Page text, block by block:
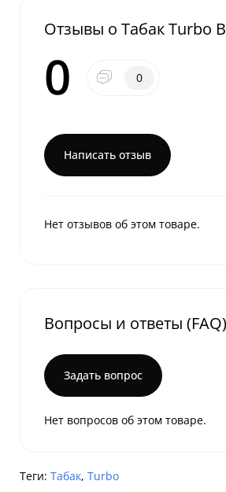
Отзывы о Табак Turbo
0 0
Написать отзыв
Нет отзывов об этом товаре.
Вопросы и ответы
Задать вопрос
Нет вопросов об этом товаре.
Теги: Табак, Turbo